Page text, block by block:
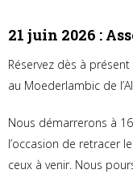
21 juin 2026 :
Réservez dès à
au Moederlambic de
Nous démarrerons à
l’occasion de retracer
ceux à venir. Nous